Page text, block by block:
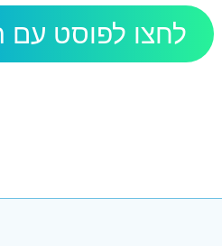
לחצו לפוסט עם